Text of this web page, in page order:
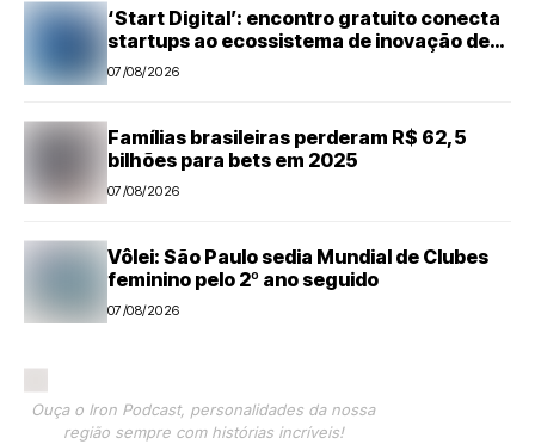
‘Start Digital’: encontro gratuito conecta
startups ao ecossistema de inovação de
Piracicaba
07/08/2026
Famílias brasileiras perderam R$ 62,5
bilhões para bets em 2025
07/08/2026
Vôlei: São Paulo sedia Mundial de Clubes
feminino pelo 2º ano seguido
07/08/2026
Ouça o Iron Podcast, personalidades da nossa
região sempre com histórias incríveis!